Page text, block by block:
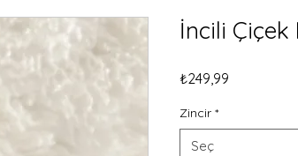
İncili Çiçek
₺249,99
Zincir *
Seç